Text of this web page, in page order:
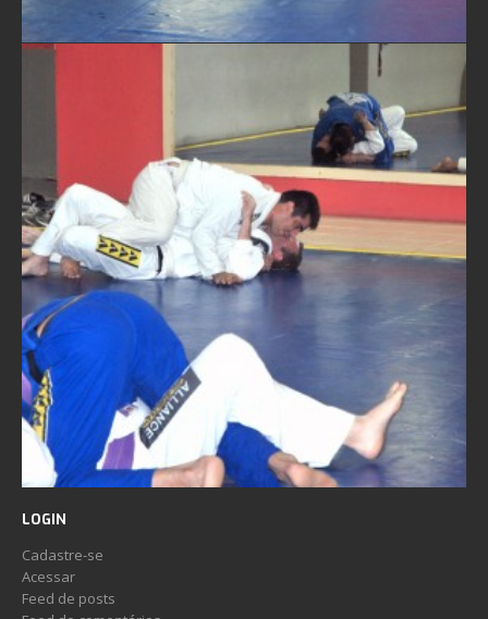
LOGIN
Cadastre-se
Acessar
Feed de posts